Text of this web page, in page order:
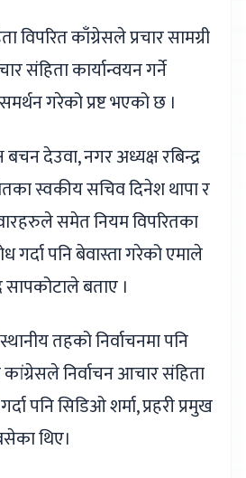
विपरित काँग्रेसले प्रचार सामग्री
संहिता कार्यान्वयन गर्ने
गरेको प्रष्ट भएको छ ।
देउवा, नगर अध्यक्ष रबिन्द्र
स्वकीय सचिव दिनेश थापा र
समेत नियम विपरितका
गर्दा पनि बेवास्ता गरेको एमाले
सापकोटाले बताए ।
तहको निर्वाचनमा पनि
कांग्रेसले निर्वाचन आचार संहिता
पनि सिडिओ शर्मा, प्रहरी प्रमुख
थिए।